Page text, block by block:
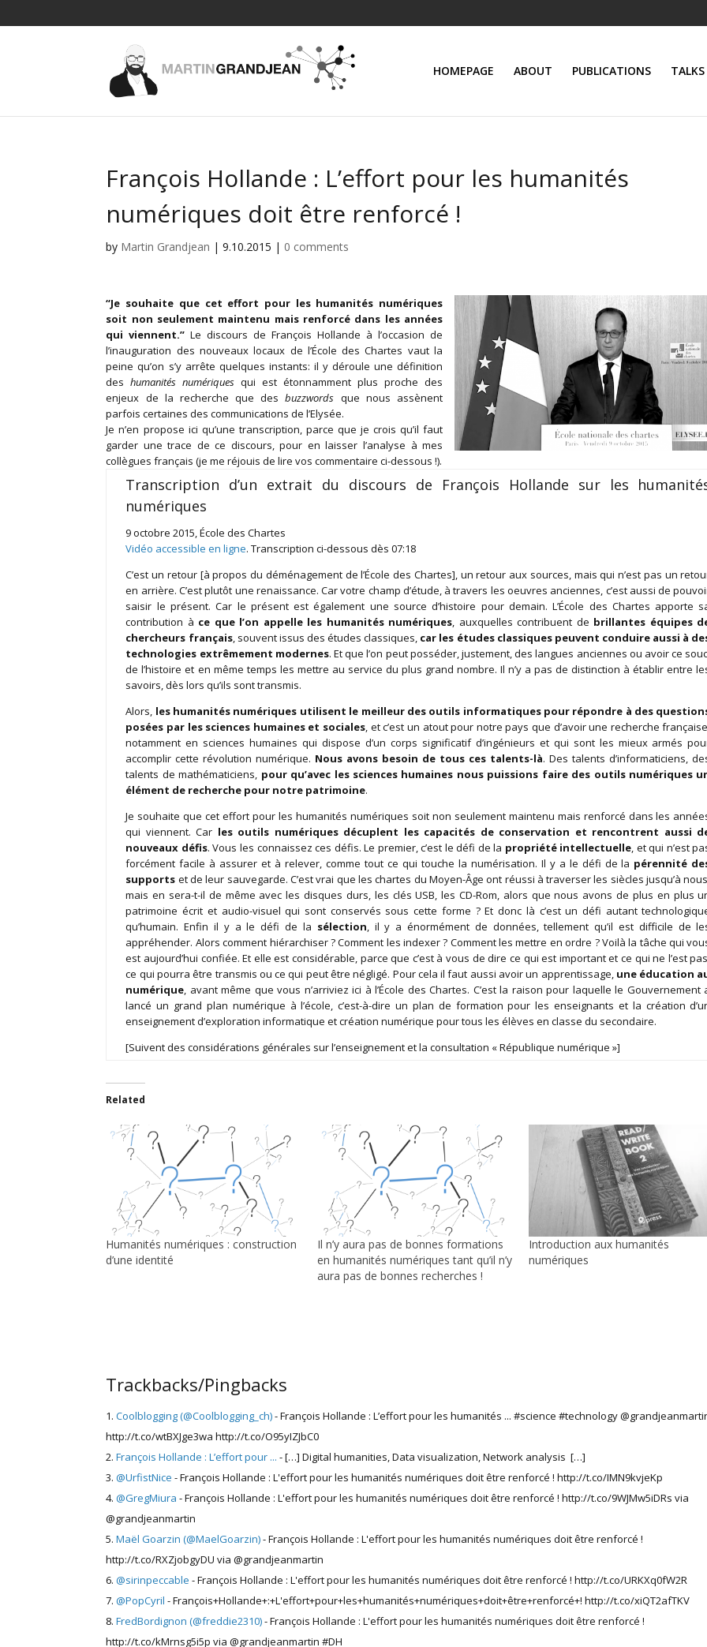
HOMEPAGE ABOUT PUBLICATIONS TALKS
François Hollande : L’effort pour les humanités
numériques doit être renforcé !
by Martin Grandjean |9.10.2015 | 0 comments
“Je souhaite que cet effort pour les humanités numériques
soit non seulement maintenu mais renforcé dans les années
qui viennent.” Le discours de François Hollande à l’occasion de
l’inauguration des nouveaux locaux de l’École des Chartes vaut la
peine qu’on s’y arrête quelques instants: il y déroule une définition
deshumanités numériques qui est étonnamment plus proche des
enjeux de la recherche que desbuzzwords que nous assènent
parfois certaines des communications de l’Elysée.
Je n’en propose ici qu’une transcription, parce que je crois qu’il faut
garder une trace de ce discours, pour en laisser l’analyse à mes
collègues français (je me réjouis de lire vos commentaire ci-dessous !).
Transcription d’un extrait du discours de François Hollande sur les
numériques
9 octobre 2015, École des Chartes
Vidéo accessible en ligne. Transcription ci-dessous dès 07:18
C’est un retour [à propos du déménagement de l’École des Chartes], un retour aux sources, mais qui n’est pas un
en arrière. C’est plutôt une renaissance. Car votre champ d’étude, à travers les oeuvres anciennes, c’est aussi de
saisir le présent. Car le présent est également une source d’histoire pour demain. L’École des Chartes apporte
contribution à ce que l’on appelle les humanités numériques, auxquelles contribuent de brillantes équipes
chercheurs français, souvent issus des études classiques, car les études classiques peuvent conduire aussi à
technologies extrêmement modernes. Et que l’on peut posséder, justement, des langues anciennes ou avoir ce
de l’histoire et en même temps les mettre au service du plus grand nombre. Il n’y a pas de distinction à établir entre
savoirs, dès lors qu’ils sont transmis.
Alors, les humanités numériques utilisent le meilleur des outils informatiques pour répondre à des
posées par les sciences humaines et sociales, et c’est un atout pour notre pays que d’avoir une recherche
notamment en sciences humaines qui dispose d’un corps significatif d’ingénieurs et qui sont les mieux armés
accomplir cette révolution numérique. Nous avons besoin de tous ces talents-là. Des talents d’informaticiens,
talents de mathématiciens, pour qu’avec les sciences humaines nous puissions faire des outils numériques
élément de recherche pour notre patrimoine.
Je souhaite que cet effort pour les humanités numériques soit non seulement maintenu mais renforcé dans les
qui viennent. Car les outils numériques décuplent les capacités de conservation et rencontrent aussi
nouveaux défis. Vous les connaissez ces défis. Le premier, c’est le défi de la propriété intellectuelle, et qui n’est
forcément facile à assurer et à relever, comme tout ce qui touche la numérisation. Il y a le défi de la pérennité
supports et de leur sauvegarde. C’est vrai que les chartes du Moyen-Âge ont réussi à traverser les siècles jusqu’à
mais en sera-t-il de même avec les disques durs, les clés USB, les CD-Rom, alors que nous avons de plus en plus
patrimoine écrit et audio-visuel qui sont conservés sous cette forme ? Et donc là c’est un défi autant
qu’humain. Enfin il y a le défi de la sélection, il y a énormément de données, tellement qu’il est difficile de
appréhender. Alors comment hiérarchiser ? Comment les indexer ? Comment les mettre en ordre ? Voilà la tâche qui
est aujourd’hui confiée. Et elle est considérable, parce que c’est à vous de dire ce qui est important et ce qui ne l’est
ce qui pourra être transmis ou ce qui peut être négligé. Pour cela il faut aussi avoir un apprentissage, une éducation
numérique, avant même que vous n’arriviez ici à l’École des Chartes. C’est la raison pour laquelle le Gouvernement
lancé un grand plan numérique à l’école, c’est-à-dire un plan de formation pour les enseignants et la création
enseignement d’exploration informatique et création numérique pour tous les élèves en classe du secondaire.
[Suivent des considérations générales sur l’enseignement et la consultation « République numérique »]
Related
Humanités numériques : construction
d’une identité
Il n’y aura pas de bonnes formations
en humanités numériques tant qu’il n’y
aura pas de bonnes recherches !
Introduction aux humanités
numériques
Trackbacks/Pingbacks
Coolblogging (@Coolblogging_ch)- François Hollande : L’effort pour les humanités ... #science #technology
http://t.co/wtBXJge3wa http://t.co/O95yIZJbC0
François Hollande : L’effort pour ... - […] Digital humanities, Data visualization, Network analysis […]
@UrfistNice - François Hollande : L'effort pour les humanités numériques doit être renforcé ! http://t.co/IMN9kvjeKp
@GregMiura - François Hollande : L'effort pour les humanités numériques doit être renforcé ! http://t.co/9WJMw5iDRs via
@grandjeanmartin
Maël Goarzin (@MaelGoarzin)- François Hollande : L'effort pour les humanités numériques doit être renforcé !
http://t.co/RXZjobgyDU via @grandjeanmartin
@sirinpeccable - François Hollande : L'effort pour les humanités numériques doit être renforcé ! http://t.co/URKXq0fW2R
@PopCyril - François+Hollande+:+L'effort+pour+les+humanités+numériques+doit+être+renforcé+! http://t.co/xiQT2afTKV
FredBordignon (@freddie2310)- François Hollande : L'effort pour les humanités numériques doit être renforcé !
http://t.co/kMrnsg5i5p via @grandjeanmartin #DH